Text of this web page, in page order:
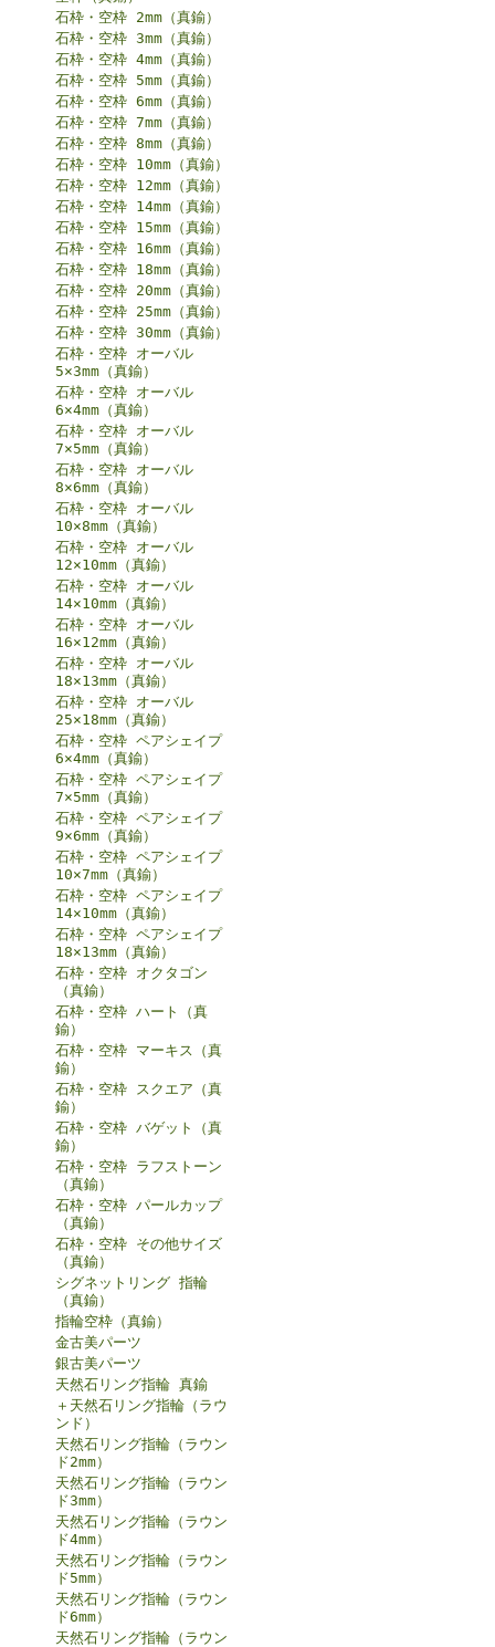
石枠・空枠 2mm（真鍮）
石枠・空枠 3mm（真鍮）
石枠・空枠 4mm（真鍮）
石枠・空枠 5mm（真鍮）
石枠・空枠 6mm（真鍮）
石枠・空枠 7mm（真鍮）
石枠・空枠 8mm（真鍮）
石枠・空枠 10mm（真鍮）
石枠・空枠 12mm（真鍮）
石枠・空枠 14mm（真鍮）
石枠・空枠 15mm（真鍮）
石枠・空枠 16mm（真鍮）
石枠・空枠 18mm（真鍮）
石枠・空枠 20mm（真鍮）
石枠・空枠 25mm（真鍮）
石枠・空枠 30mm（真鍮）
石枠・空枠 オーバル
5×3mm（真鍮）
石枠・空枠 オーバル
6×4mm（真鍮）
石枠・空枠 オーバル
7×5mm（真鍮）
石枠・空枠 オーバル
8×6mm（真鍮）
石枠・空枠 オーバル
10×8mm（真鍮）
石枠・空枠 オーバル
12×10mm（真鍮）
石枠・空枠 オーバル
14×10mm（真鍮）
石枠・空枠 オーバル
16×12mm（真鍮）
石枠・空枠 オーバル
18×13mm（真鍮）
石枠・空枠 オーバル
25×18mm（真鍮）
石枠・空枠 ペアシェイプ
6×4mm（真鍮）
石枠・空枠 ペアシェイプ
7×5mm（真鍮）
石枠・空枠 ペアシェイプ
9×6mm（真鍮）
石枠・空枠 ペアシェイプ
10×7mm（真鍮）
石枠・空枠 ペアシェイプ
14×10mm（真鍮）
石枠・空枠 ペアシェイプ
18×13mm（真鍮）
石枠・空枠 オクタゴン
（真鍮）
石枠・空枠 ハート（真
鍮）
石枠・空枠 マーキス（真
鍮）
石枠・空枠 スクエア（真
鍮）
石枠・空枠 バゲット（真
鍮）
石枠・空枠 ラフストーン
（真鍮）
石枠・空枠 パールカップ
（真鍮）
石枠・空枠 その他サイズ
（真鍮）
シグネットリング 指輪
（真鍮）
指輪空枠（真鍮）
金古美パーツ
銀古美パーツ
天然石リング指輪 真鍮
＋天然石リング指輪（ラウ
ンド）
天然石リング指輪（ラウン
ド2mm）
天然石リング指輪（ラウン
ド3mm）
天然石リング指輪（ラウン
ド4mm）
天然石リング指輪（ラウン
ド5mm）
天然石リング指輪（ラウン
ド6mm）
天然石リング指輪（ラウン